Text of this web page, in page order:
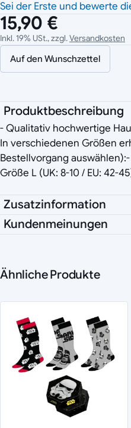
Sei der Erste und bewerte
15,90 €
Inkl. 19% USt., zzgl.Versandkosten
Auf den Wunschzettel
Produktbeschreibung
- Qualitativ hochwertige
In verschiedenen Größen
Bestellvorgang auswählen):-
Größe L (UK: 8-10 / EU: 42-
Zusatzinformation
Kundenmeinungen
Ähnliche Produkte